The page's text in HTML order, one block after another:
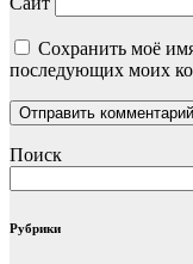
Сохранить моё
последующих моих
Поиск
Рубрики